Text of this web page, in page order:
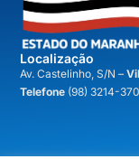
Localização
Av. Castelinho, S/N –
Telefone (98) 3214-